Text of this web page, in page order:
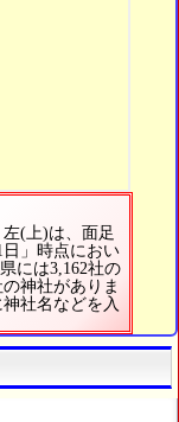
(上)は、面足
」時点におい
には3,162社の
神社がありま
社名などを入